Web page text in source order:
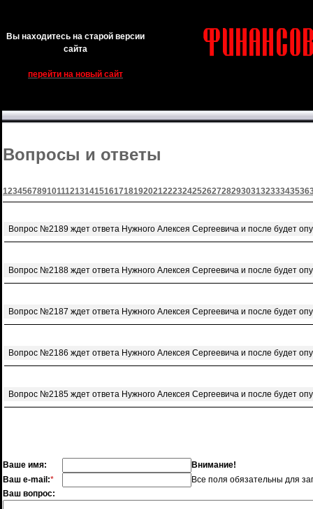
Вы находитесь на старой версии
сайта
перейти на новый сайт
Вопросы и ответы
123456789101112131415161718192021222324252627282930313233343536
Вопрос №2189 ждет ответа Нужного Алексея Сергеевича и после будет
Вопрос №2188 ждет ответа Нужного Алексея Сергеевича и после будет
Вопрос №2187 ждет ответа Нужного Алексея Сергеевича и после будет
Вопрос №2186 ждет ответа Нужного Алексея Сергеевича и после будет
Вопрос №2185 ждет ответа Нужного Алексея Сергеевича и после будет
Ваше имя:
Внимание!
Ваш e-mail:*
Все поля обязательны для
Ваш вопрос: